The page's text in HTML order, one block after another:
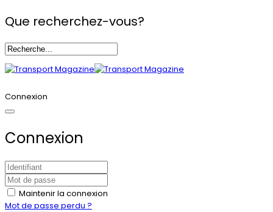
Que recherchez-vous?
Connexion
Connexion
Maintenir la connexion
Mot de passe perdu ?